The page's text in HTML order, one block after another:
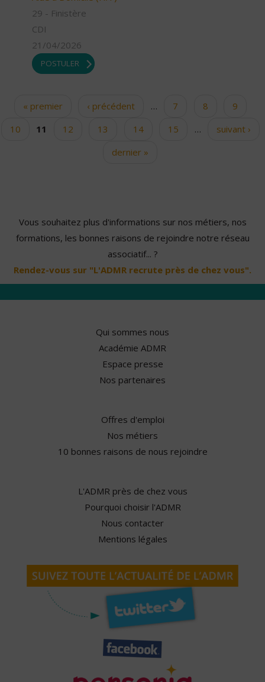
29 - Finistère
CDI
21/04/2026
POSTULER
Pages« premier ‹ précédent … 7 8
9
10
11 12 13 14 15 …
suivant ›
dernier »
Vous souhaitez plus d'informations sur nos métiers, nos
formations, les bonnes raisons de rejoindre notre réseau
associatif... ?
Rendez-vous sur "L'ADMR recrute près de chez vous".
Qui sommes nous
Académie ADMR
Espace presse
Nos partenaires
Offres d'emploi
Nos métiers
10 bonnes raisons de nous rejoindre
L'ADMR près de chez vous
Pourquoi choisir l'ADMR
Nous contacter
Mentions légales